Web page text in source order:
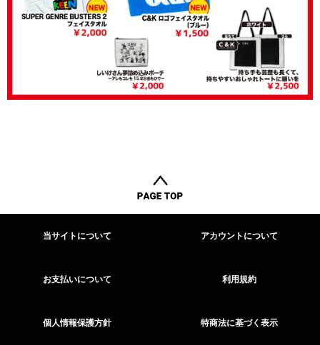
当サイトについて アカウントについて
お支払いについて 利用規約
個人情報保護方針 特商法に基づく表示